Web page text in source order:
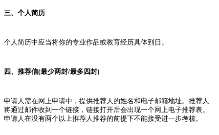
三、个人简历
个人简历中应当将你的专业作品或教育经历具体到日。
四、推荐信(最少两封/最多四封)
申请人需在网上申请中，提供推荐人的姓名和电子邮箱地址。推荐人
将通过邮件收到一个链接，链接打开后会出现一个网上电子推荐表。
申请人在没有两个以上推荐人推荐的前提下不能接受进一步考核。